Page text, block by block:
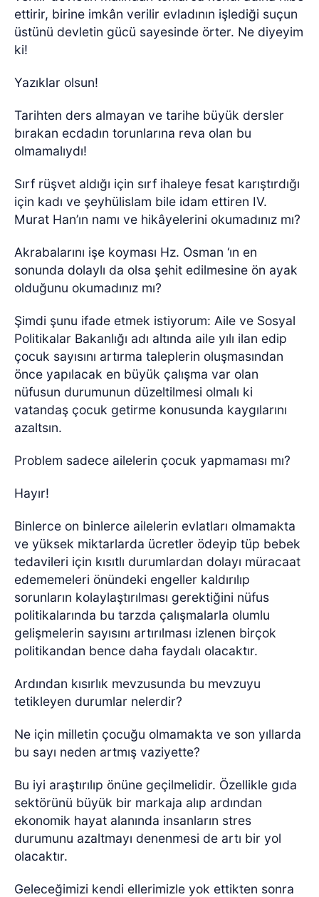
ettirir, birine imkân verilir evladının işlediği suçun
üstünü devletin gücü sayesinde örter. Ne diyeyim
ki!
Yazıklar olsun!
Tarihten ders almayan ve tarihe büyük dersler
bırakan ecdadın torunlarına reva olan bu
olmamalıydı!
Sırf rüşvet aldığı için sırf ihaleye fesat karıştırdığı
için kadı ve şeyhülislam bile idam ettiren IV.
Murat Han’ın namı ve hikâyelerini okumadınız mı?
Akrabalarını işe koyması Hz. Osman ‘ın en
sonunda dolaylı da olsa şehit edilmesine ön ayak
olduğunu okumadınız mı?
Şimdi şunu ifade etmek istiyorum: Aile ve Sosyal
Politikalar Bakanlığı adı altında aile yılı ilan edip
çocuk sayısını artırma taleplerin oluşmasından
önce yapılacak en büyük çalışma var olan
nüfusun durumunun düzeltilmesi olmalı ki
vatandaş çocuk getirme konusunda kaygılarını
azaltsın.
Problem sadece ailelerin çocuk yapmaması mı?
Hayır!
Binlerce on binlerce ailelerin evlatları olmamakta
ve yüksek miktarlarda ücretler ödeyip tüp bebek
tedavileri için kısıtlı durumlardan dolayı müracaat
edememeleri önündeki engeller kaldırılıp
sorunların kolaylaştırılması gerektiğini nüfus
politikalarında bu tarzda çalışmalarla olumlu
gelişmelerin sayısını artırılması izlenen birçok
politikandan bence daha faydalı olacaktır.
Ardından kısırlık mevzusunda bu mevzuyu
tetikleyen durumlar nelerdir?
Ne için milletin çocuğu olmamakta ve son yıllarda
bu sayı neden artmış vaziyette?
Bu iyi araştırılıp önüne geçilmelidir. Özellikle gıda
sektörünü büyük bir markaja alıp ardından
ekonomik hayat alanında insanların stres
durumunu azaltmayı denenmesi de artı bir yol
olacaktır.
Geleceğimizi kendi ellerimizle yok ettikten sonra